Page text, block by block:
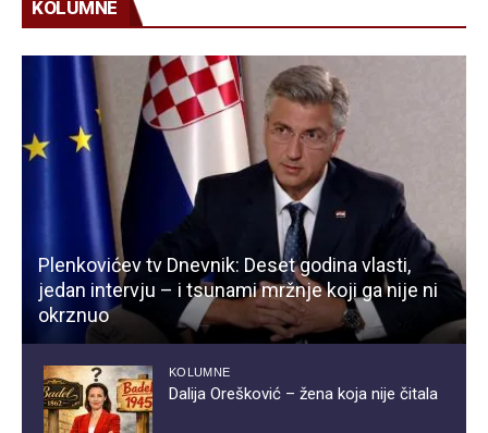
KOLUMNE
Plenkovićev tv Dnevnik: Deset godina vlasti,
jedan intervju – i tsunami mržnje koji ga nije ni
okrznuo
KOLUMNE
Dalija Orešković – žena koja nije čitala